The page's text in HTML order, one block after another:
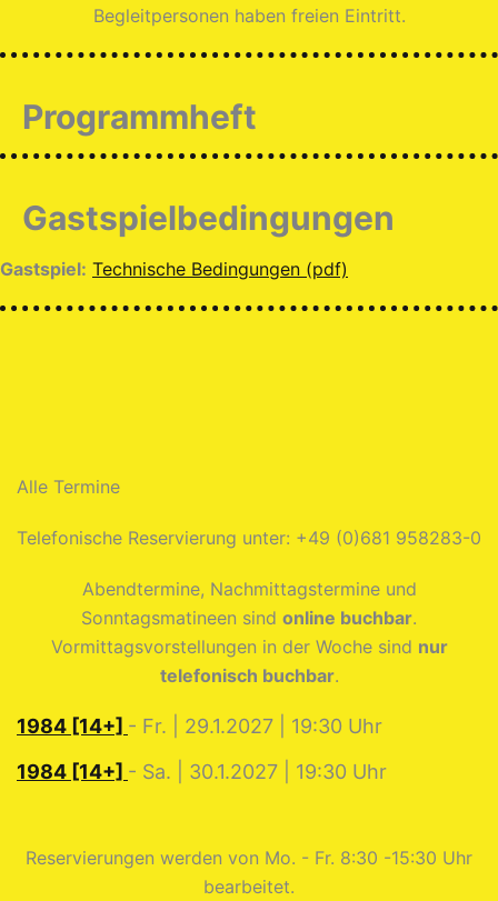
Begleitpersonen haben freien Eintritt.
Programmheft
Gastspielbedingungen
Gastspiel: Technische Bedingungen (pdf)
Alle Termine
Telefonische Reservierung unter: +49 (0)681 958283-0
Abendtermine, Nachmittagstermine und
Sonntagsmatineen sind online buchbar.
Vormittagsvorstellungen in der Woche sind nur
telefonisch buchbar.
1984 [14+] - Fr. | 29.1.2027 | 19:30 Uhr
1984 [14+] - Sa. | 30.1.2027 | 19:30 Uhr
Reservierungen werden von Mo. - Fr. 8:30 -15:30 Uhr
bearbeitet.